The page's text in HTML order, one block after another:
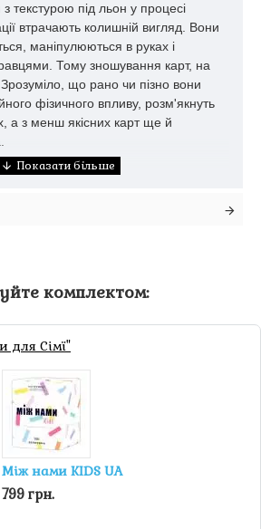
з текстурою під льон у процесі
втрачають колишній вигляд. Вони
маніпулюються в руках і
Тому зношування карт, на
що рано чи пізно вони
фізичного впливу, розм'якнуть
а з менш якісних карт ще й
ДЛЯ КАРТ
різних розмірів, в які
ви можете не турбуватися
можуть врятувати карткам життя.
комплектом:
для Сімї"
Між нами KIDS UA
799 грн.